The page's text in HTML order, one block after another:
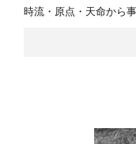
時流・原点・天命から